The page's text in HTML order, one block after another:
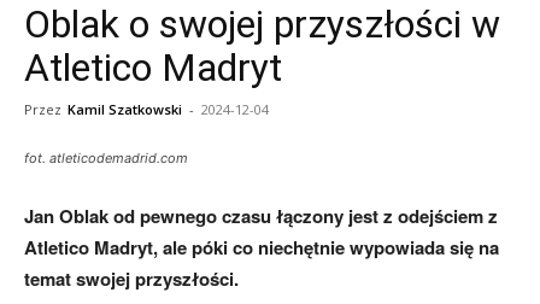
Oblak o swojej przyszłości w
Atletico Madryt
Przez Kamil Szatkowski - 2024-12-04
fot. atleticodemadrid.com
Jan Oblak od pewnego czasu łączony jest z odejściem z
Atletico Madryt, ale póki co niechętnie wypowiada się na
temat swojej przyszłości.